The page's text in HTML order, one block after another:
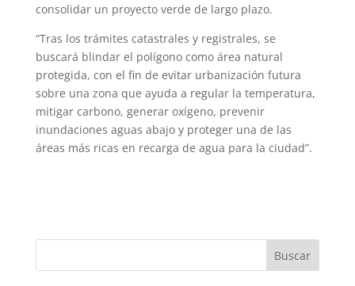
consolidar un proyecto verde de largo plazo.
“Tras los trámites catastrales y registrales, se
buscará blindar el polígono como área natural
protegida, con el fin de evitar urbanización futura
sobre una zona que ayuda a regular la temperatura,
mitigar carbono, generar oxígeno, prevenir
inundaciones aguas abajo y proteger una de las
áreas más ricas en recarga de agua para la ciudad”.
Buscar